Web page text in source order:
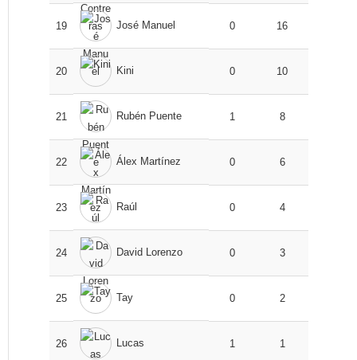
19 José Manuel 0 16
20 Kini 0 10
21 Rubén Puente 1 8
22 Álex Martínez 0 6
23 Raúl 0 4
24 David Lorenzo 0 3
25 Tay 0 2
26 Lucas 1 1